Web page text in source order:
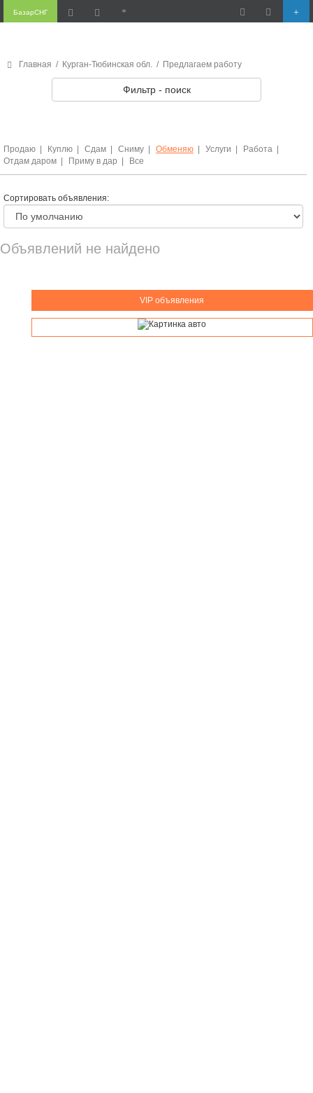
БазарСНГ
Главная / Курган-Тюбинская обл. / Предлагаем работу
Фильтр - поиск
Продаю Куплю Сдам Сниму Обменяю Услуги Работа
Отдам даром
Приму в дар Все
Сортировать объявления:
Объявлений не найдено
VIP объявления